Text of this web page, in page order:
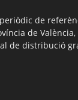
de
de
de distribució